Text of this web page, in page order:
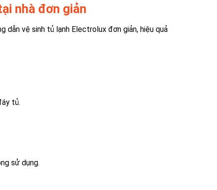
nhà đơn giản
dẫn vệ sinh tủ lạnh Electrolux đơn giản, hiệu quả
tủ.
sử dụng.